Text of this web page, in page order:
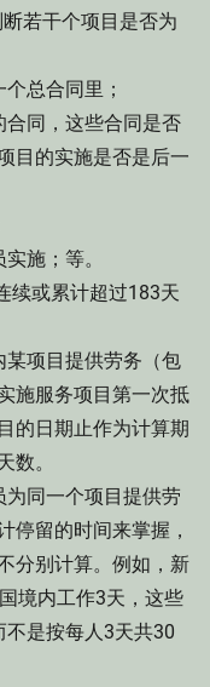
若干个项目是否为
总合同里；
同，这些合同是否
目的实施是否是后一
施；等。
或累计超过183天
项目提供劳务（包
施服务项目第一次抵
的日期止作为计算期
数。
同一个项目提供劳
停留的时间来掌握，
分别计算。例如，新
境内工作3天，这些
不是按每人3天共30